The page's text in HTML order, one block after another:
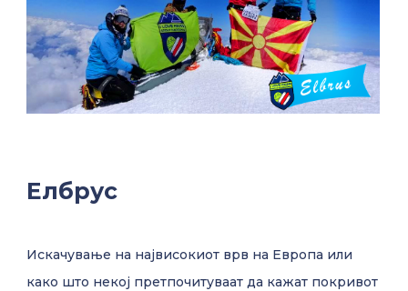
Елбрус
Искачување на највисокиот врв на Европа или
како што некој претпочитуваат да кажат покривот